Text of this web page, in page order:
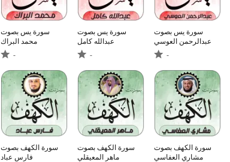
سورة يس بصوت
محمد البراك
-
سورة يس بصوت
عبدالله كامل
-
سورة يس بصوت
عبدالرحمن العوسي
-
سورة الكهف بصوت
فارس عباد
سورة الكهف بصوت
ماهر المعيقلي
سورة الكهف بصوت
مشاري العفاسي